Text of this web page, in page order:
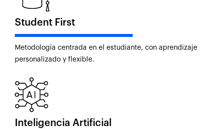
Student First
Metodología centrada en el estudiante, con aprendizaje
personalizado y flexible.
Inteligencia Artificial